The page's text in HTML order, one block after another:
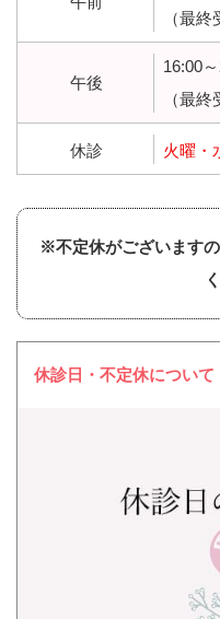
（最終
午後
16:00
（最終
休診 火曜・
※不定休がございます
休診日・不定休について